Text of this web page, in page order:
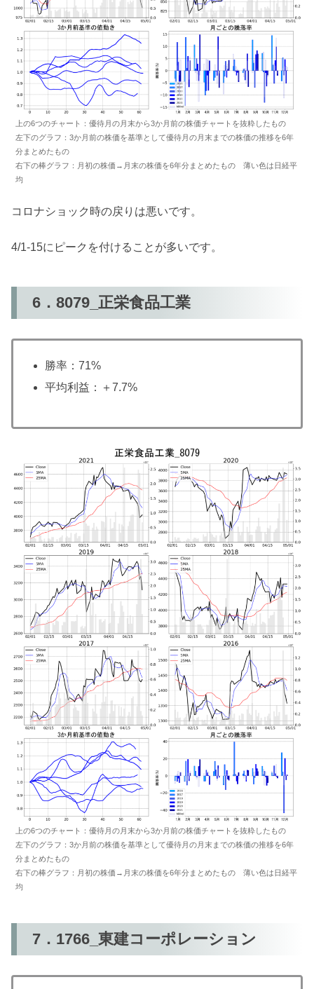
上の6つのチャート：優待月の月末から3か月前の株価チャートを抜粋したもの
左下のグラフ：3か月前の株価を基準として優待月の月末までの株価の推移を6年
分まとめたもの
右下の棒グラフ：月初の株価→月末の株価を6年分まとめたもの 薄い色は日経平
均
コロナショック時の戻りは悪いです。
4/1-15にピークを付けることが多いです。
6．8079_正栄食品工業
勝率：71%
平均利益：＋7.7%
上の6つのチャート：優待月の月末から3か月前の株価チャートを抜粋したもの
左下のグラフ：3か月前の株価を基準として優待月の月末までの株価の推移を6年
分まとめたもの
右下の棒グラフ：月初の株価→月末の株価を6年分まとめたもの 薄い色は日経平
均
7．1766_東建コーポレーション